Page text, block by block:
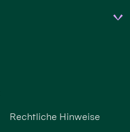
Rechtliche Hinweise